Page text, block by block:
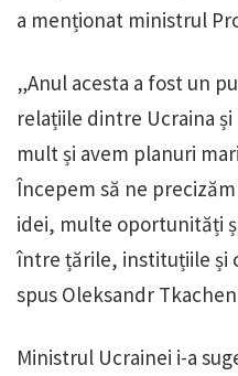
a menționat ministrul
„Anul acesta a fost un
relațiile dintre Ucraina
mult și avem planuri
Începem să ne
idei, multe oportunități
între țările, instituțiile și
spus Oleksandr
Ministrul Ucrainei i-a